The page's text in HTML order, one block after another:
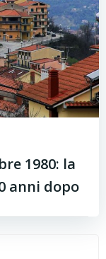
1980: la
anni dopo